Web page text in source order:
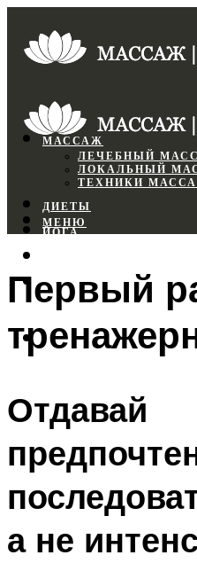
МАССАЖ
ЛЕЧЕБНЫЙ
ЛОКАЛЬНЫЙ
ТЕХНИКИ
ДИЕТЫ
ЙОГА
ФИТНЕС
МЕНЮ
МЕНЮ
Первый
Отдавай
а не